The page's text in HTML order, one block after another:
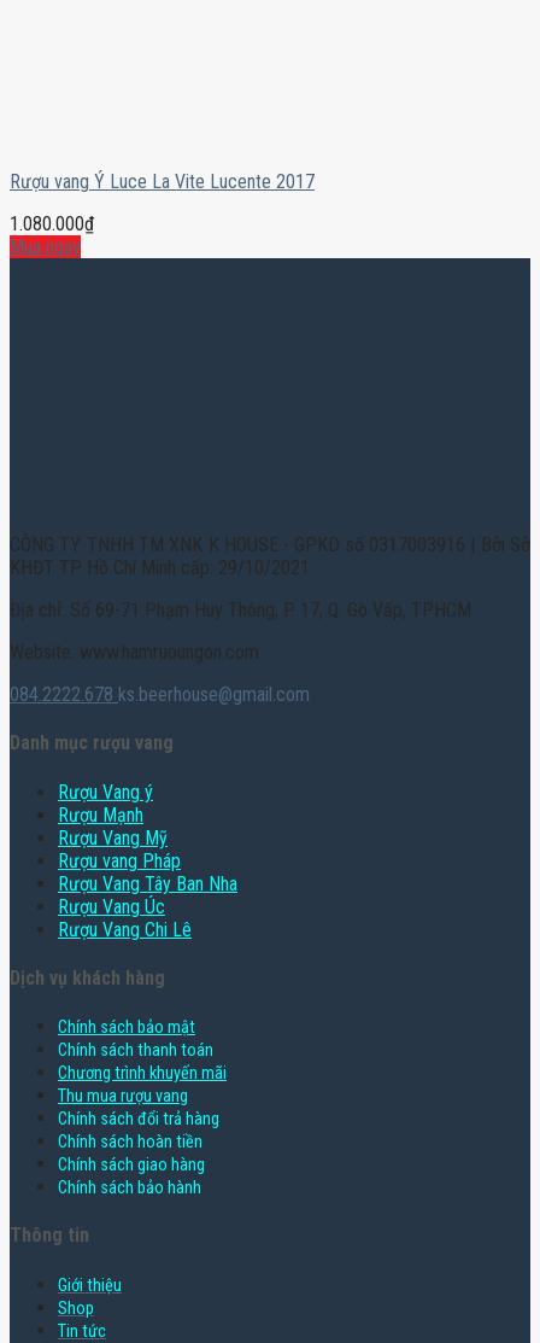
Rượu vang Ý Luce La Vite Lucente 2017
1.080.000₫
Mua ngay
CÔNG TY TNHH TM XNK K HOUSE - GPKD số 0317003916 | Bởi Sở
KHĐT TP. Hồ Chí Minh cấp: 29/10/2021
Địa chỉ: Số 69-71 Phạm Huy Thông, P. 17, Q. Gò Vấp, TPHCM
Website: www.hamruoungon.com
084.2222.678 ks.beerhouse@gmail.com
Danh mục rượu vang
Rượu Vang ý
Rượu Mạnh
Rượu Vang Mỹ
Rượu vang Pháp
Rượu Vang Tây Ban Nha
Rượu Vang Úc
Rượu Vang Chi Lê
Dịch vụ khách hàng
Chính sách bảo mật
Chính sách thanh toán
Chương trình khuyến mãi
Thu mua rượu vang
Chính sách đổi trả hàng
Chính sách hoàn tiền
Chính sách giao hàng
Chính sách bảo hành
Thông tin
Giới thiệu
Shop
Tin tức